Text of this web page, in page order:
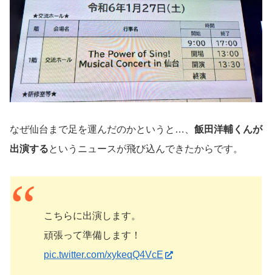
なぜ仙台まで足を運んだのかというと…、 飯田洋輔くんが
出演するというニュースが飛び込んできたからです。
こちらに出演します。
頑張って準備します！
pic.twitter.com/xykeqQ4VcE